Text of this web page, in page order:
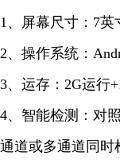
1、屏幕尺寸：7英
2、操作系统：
3、运存：2G运行
4、智能检测：对
通道或多通道同时